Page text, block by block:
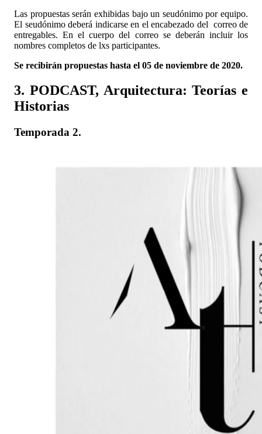
Las propuestas serán exhibidas bajo un seudónimo por equipo.
El seudónimo deberá indicarse en el encabezado del correo de
entregables. En el cuerpo del correo se deberán incluir los
nombres completos de lxs participantes.
Se recibirán propuestas hasta el 05 de noviembre de 2020.
3. PODCAST, Arquitectura: Teorías e
Historias
Temporada 2.